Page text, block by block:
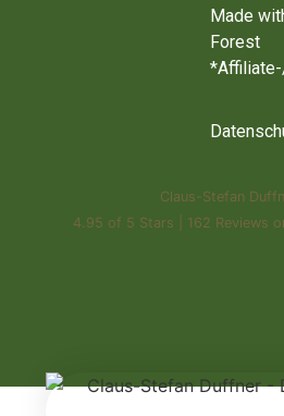
Made
Forest
Claus-Stefan
4.95 of 5 Stars 162 Reviews